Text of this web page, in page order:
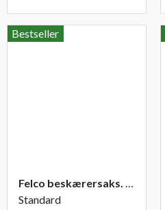
Bestseller
Felco beskærersaks. nr. 2
Standard